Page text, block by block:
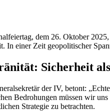
dem 26. Oktober
In einer Zeit geopolitischer
Sicherheit
der IV, betont:
Bedrohungen müssen wir
Strategie zu betrachten.